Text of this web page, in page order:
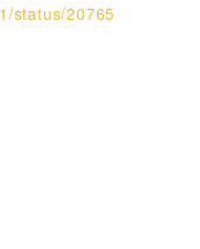
status/20765